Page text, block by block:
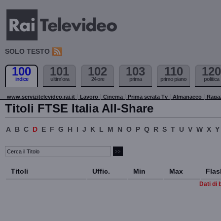
SOLO TESTO
100
indice
101
ultim'ora
102
24 ore
103
prima
110
primo piano
120
politica
www.servizitelevideo.rai.it Lavoro Cinema Prima serata Tv Almanacco
Titoli FTSE Italia All-Share
A B C D E F G H I J K L M N O P Q R S T U V W X Y
Titoli Uffic. Min Max
Dati di